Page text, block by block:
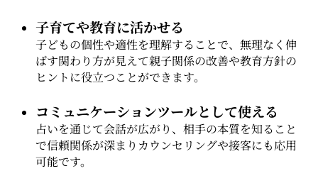
子育てや教育に活かせる
子どもの個性や適性を理解することで、無理なく伸
ばす関わり方が見えて親子関係の改善や教育方針の
ヒントに役立つことができます。
コミュニケーションツールとして使える
占いを通じて会話が広がり、相手の本質を知ること
で信頼関係が深まりカウンセリングや接客にも応用
可能です。